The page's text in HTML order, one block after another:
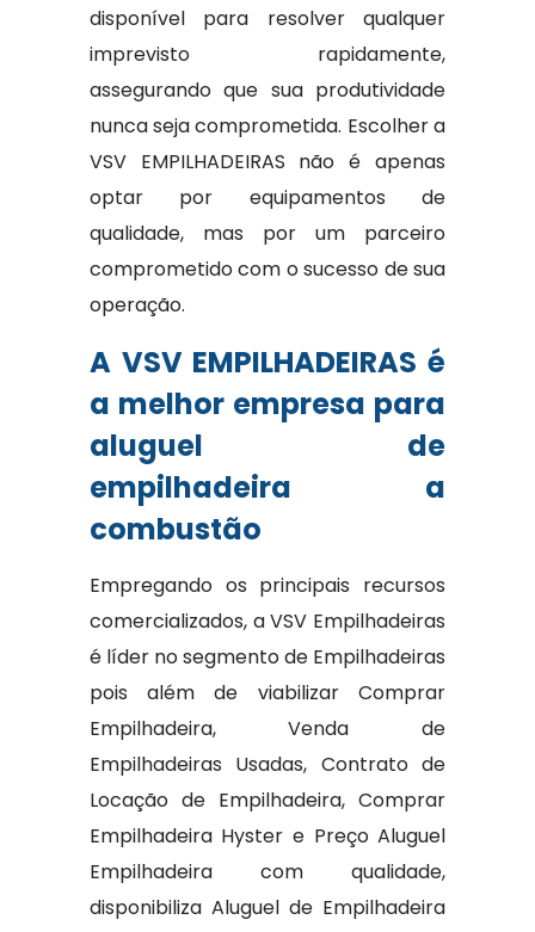
disponível para resolver qualquer
imprevisto rapidamente,
assegurando que sua produtividade
nunca seja comprometida. Escolher a
VSV EMPILHADEIRAS não é apenas
optar por equipamentos de
qualidade, mas por um parceiro
comprometido com o sucesso de sua
operação.
A VSV EMPILHADEIRAS é
a melhor empresa para
aluguel de
empilhadeira a
combustão
Empregando os principais recursos
comercializados, a VSV Empilhadeiras
é líder no segmento de Empilhadeiras
pois além de viabilizar Comprar
Empilhadeira, Venda de
Empilhadeiras Usadas, Contrato de
Locação de Empilhadeira, Comprar
Empilhadeira Hyster e Preço Aluguel
Empilhadeira com qualidade,
disponibiliza Aluguel de Empilhadeira